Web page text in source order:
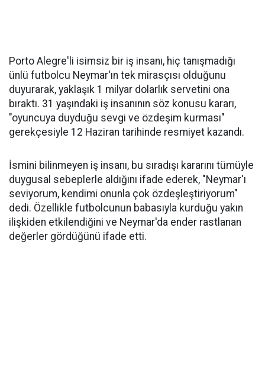
Porto Alegre'li isimsiz bir iş insanı, hiç tanışmadığı
ünlü futbolcu Neymar'ın tek mirasçısı olduğunu
duyurarak, yaklaşık 1 milyar dolarlık servetini ona
bıraktı. 31 yaşındaki iş insanının söz konusu kararı,
"oyuncuya duyduğu sevgi ve özdeşim kurması"
gerekçesiyle 12 Haziran tarihinde resmiyet kazandı.
İsmini bilinmeyen iş insanı, bu sıradışı kararını tümüyle
duygusal sebeplerle aldığını ifade ederek, "Neymar'ı
seviyorum, kendimi onunla çok özdeşleştiriyorum"
dedi. Özellikle futbolcunun babasıyla kurduğu yakın
ilişkiden etkilendiğini ve Neymar'da ender rastlanan
değerler gördüğünü ifade etti.